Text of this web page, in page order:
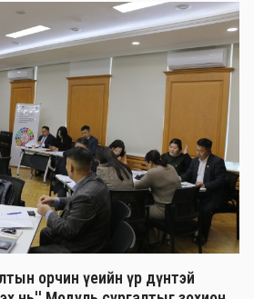
орчин үеийн үр дүнтэй